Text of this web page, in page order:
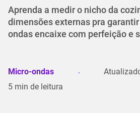
Aprenda a medir o nicho da
dimensões externas pra
ondas encaixe com perfeição e
Micro-ondas
5 min de leitura